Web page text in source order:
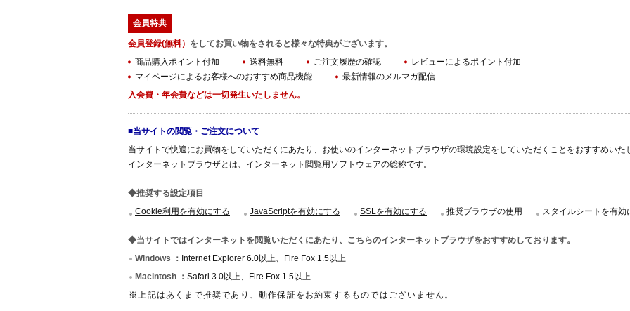
会員特典
会員登録(無料） をしてお買い物をされると様々な特典がございます。
商品購入ポイント付加
送料無料 ご注文履歴の確認
レビューによるポイント付加
マイページによるお客様へのおすすめ商品機能
最新情報のメルマガ配信
入会費・年会費などは一切発生いたしません。
■当サイトの閲覧・ご注文について
当サイトで快適にお買物をしていただくにあたり、お使いのインターネットブラウザの環境設定をしていただくことをおすすめいた
インターネットブラウザとは、インターネット閲覧用ソフトウェアの総称です。
◆推奨する設定項目
Cookie利用を有効にする
JavaScriptを有効にする SSLを有効にする 推奨ブラウザの使用 スタイルシートを有効
◆当サイトではインターネットを閲覧いただくにあたり、こちらのインターネットブラウザをおすすめしております。
Windows ： Internet Explorer 6.0以上、Fire Fox 1.5以上
Macintosh ： Safari 3.0以上、Fire Fox 1.5以上
※上記はあくまで推奨であり、動作保証をお約束するものではございません。